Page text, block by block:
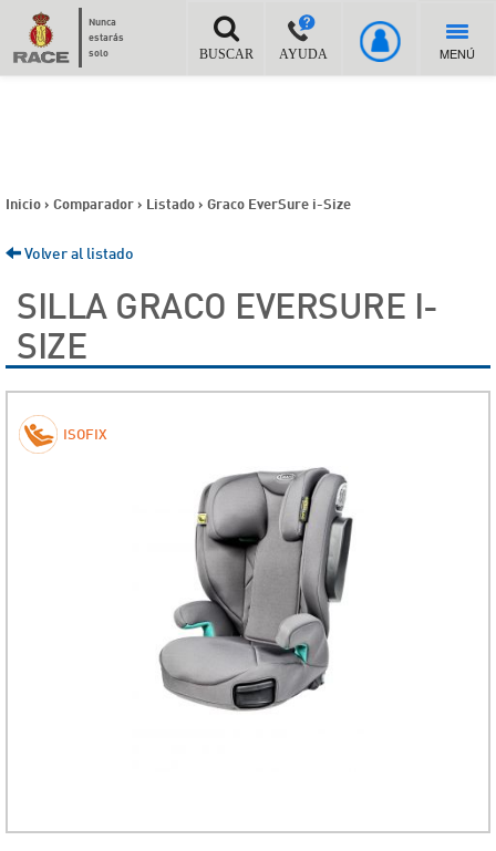
Nunca
estarás
solo
BUSCAR AYUDA MENÚ
Inicio > Comparador > Listado > Graco EverSure i-Size
Volver al listado
SILLA GRACO EVERSURE I-
SIZE
ISOFIX